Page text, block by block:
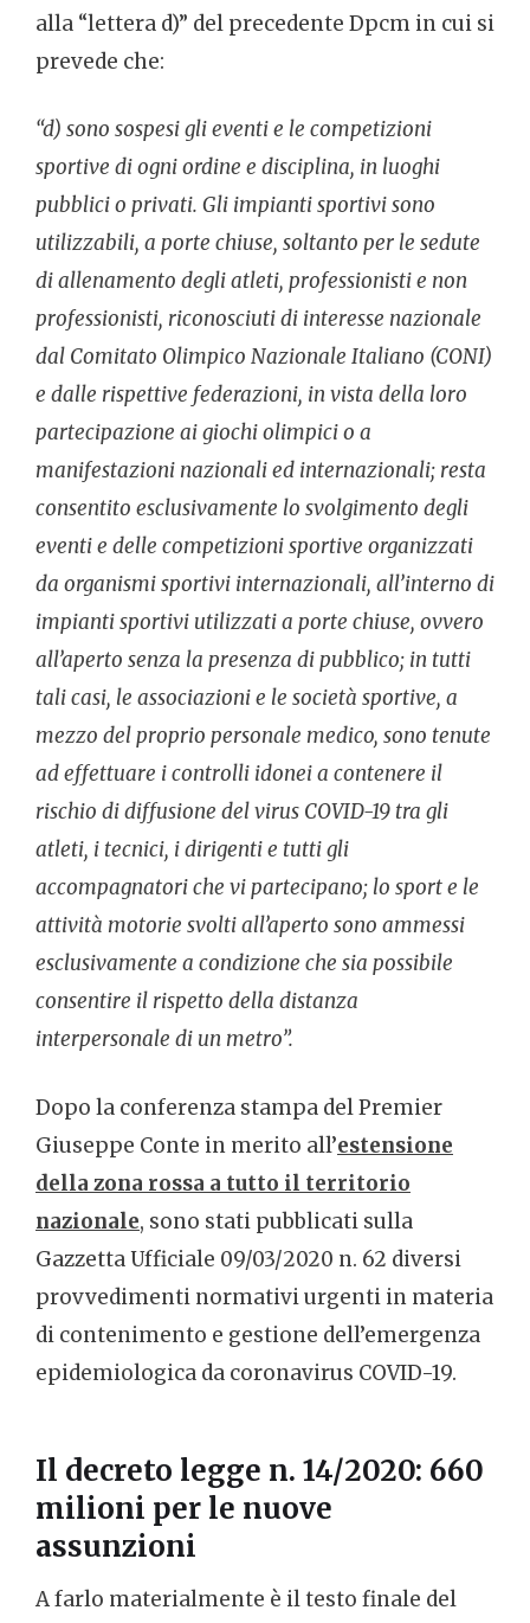
alla “lettera d)” del precedente Dpcm in cui si
prevede che:
“d) sono sospesi gli eventi e le competizioni
sportive di ogni ordine e disciplina, in luoghi
pubblici o privati. Gli impianti sportivi sono
utilizzabili, a porte chiuse, soltanto per le sedute
di allenamento degli atleti, professionisti e non
professionisti, riconosciuti di interesse nazionale
dal Comitato Olimpico Nazionale Italiano (CONI)
e dalle rispettive federazioni, in vista della loro
partecipazione ai giochi olimpici o a
manifestazioni nazionali ed internazionali; resta
consentito esclusivamente lo svolgimento degli
eventi e delle competizioni sportive organizzati
da organismi sportivi internazionali, all’interno di
impianti sportivi utilizzati a porte chiuse, ovvero
all’aperto senza la presenza di pubblico; in tutti
tali casi, le associazioni e le società sportive, a
mezzo del proprio personale medico, sono tenute
ad effettuare i controlli idonei a contenere il
rischio di diffusione del virus COVID-19 tra gli
atleti, i tecnici, i dirigenti e tutti gli
accompagnatori che vi partecipano; lo sport e le
attività motorie svolti all’aperto sono ammessi
esclusivamente a condizione che sia possibile
consentire il rispetto della distanza
interpersonale di un metro”.
Dopo la conferenza stampa del Premier
Giuseppe Conte in merito all’estensione
della zona rossa a tutto il territorio
nazionale, sono stati pubblicati sulla
Gazzetta Ufficiale 09/03/2020 n. 62 diversi
provvedimenti normativi urgenti in materia
di contenimento e gestione dell’emergenza
epidemiologica da coronavirus COVID-19.
Il decreto legge n. 14/2020: 660
milioni per le nuove
assunzioni
A farlo materialmente è il testo finale del